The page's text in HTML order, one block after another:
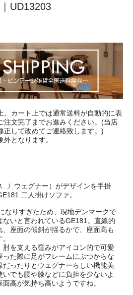
UD13203
カート上では通常送料が自動的に表
注文完了までお進みください。(当店
正して改めてご連絡致します。)
となります。
Ｊ.ウェグナー）がデザインを手掛
二人掛けソファ。
なりすぎたため、現地デンマークで
ないと言われているGE181。直線的
座面の傾斜が揺るかで、座面高も
肘を支える窪みがアイコン的で可愛
った際に足がフレームにぶつからな
だったりとウェグナーらしい機能美
でも腰や膝などに負担を少ないよ
高が気持ち高いようですね。